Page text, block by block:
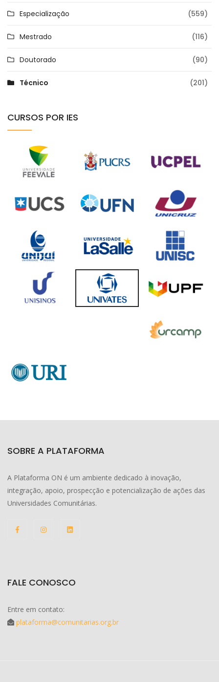
Especialização (559)
Mestrado (116)
Doutorado (90)
Técnico (201)
CURSOS POR IES
SOBRE A PLATAFORMA
A Plataforma ON é um ambiente dedicado à inovação,
integração, apoio, prospecção e potencialização de ações das
Universidades Comunitárias.
FALE CONOSCO
Entre em contato:
plataforma@comunitarias.org.br